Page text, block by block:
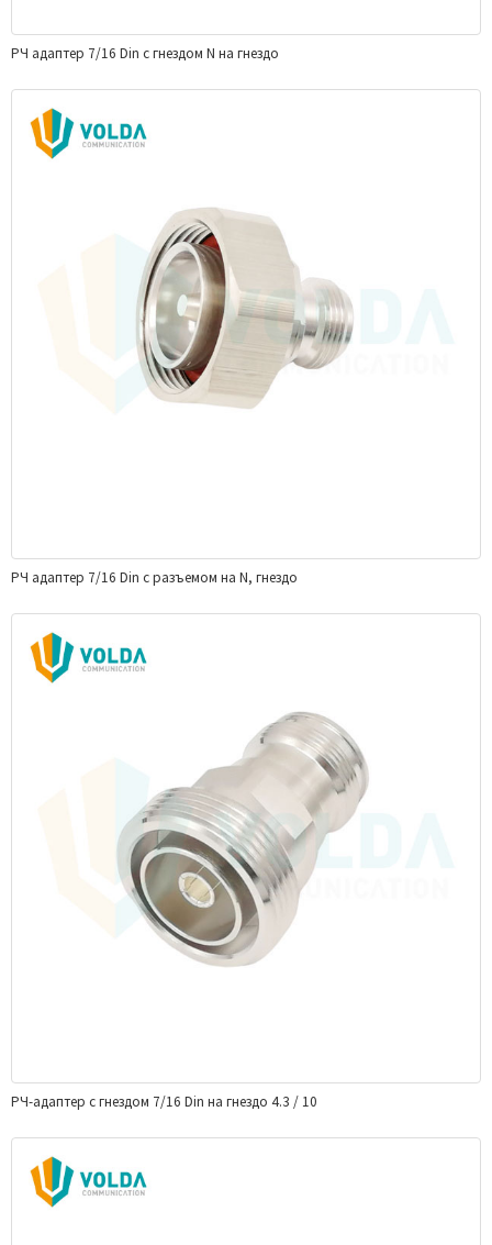
РЧ адаптер 7/16 Din с гнездом N на гнездо
РЧ адаптер 7/16 Din с разъемом на N, гнездо
РЧ-адаптер с гнездом 7/16 Din на гнездо 4.3 / 10